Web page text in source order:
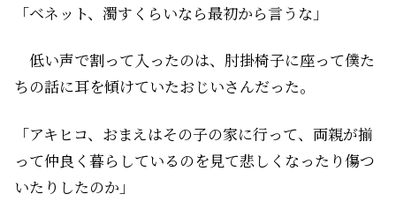
「ベネット、濁すくらいなら最初から言うな」
低い声で割って入ったのは、肘掛椅子に座って僕た
ちの話に耳を傾けていたおじいさんだった。
「アキヒコ、おまえはその子の家に行って、両親が揃
って仲良く暮らしているのを見て悲しくなったり傷つ
いたりしたのか」